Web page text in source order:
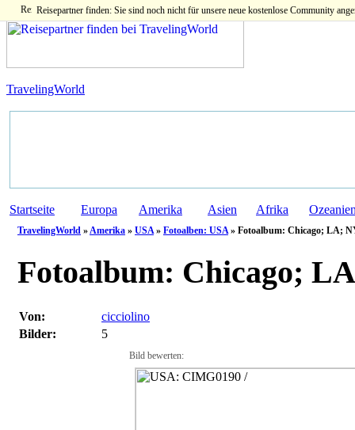
Reisepartner finden: Sie sind noch nicht für unsere neue kostenlose Community
TravelingWorld
Startseite Europa Amerika Asien Afrika
TravelingWorld »Amerika » USA» Fotoalben: USA» Fotoalbum: Chicago; LA;
Fotoalbum: Chicago;
Von:
cicciolino
Bilder:
5
Bild bewerten: